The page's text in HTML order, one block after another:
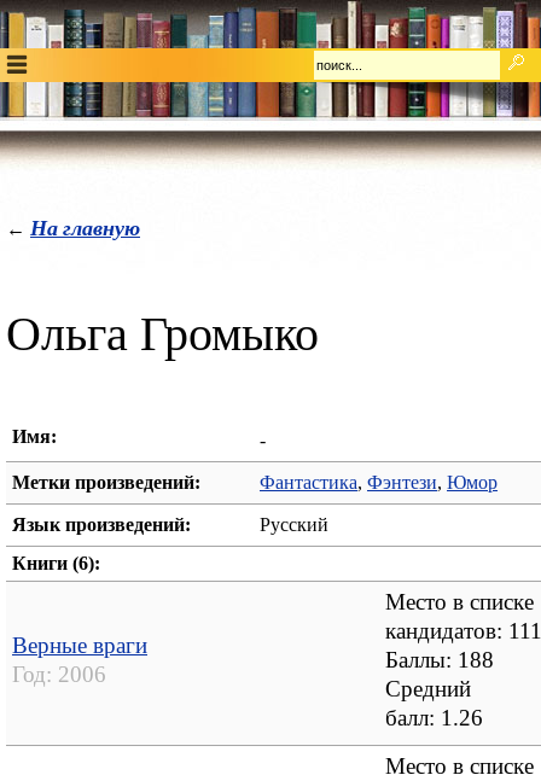
← На главную
Ольга Громыко
Имя: -
Метки произведений: Фантастика, Фэнтези, Юмор
Язык произведений:
Русский
Книги (6):
Верные враги
Год: 2006
Место в списке
кандидатов:
Баллы: 188
Средний
балл: 1.26
Место в списке